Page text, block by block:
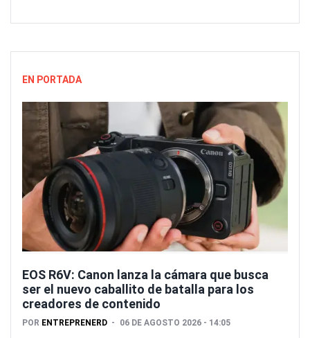
EN PORTADA
EOS R6V: Canon lanza la cámara que busca
ser el nuevo caballito de batalla para los
creadores de contenido
POR ENTREPRENERD 06 DE AGOSTO 2026 - 14:05